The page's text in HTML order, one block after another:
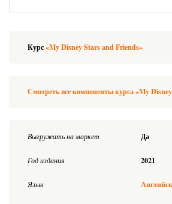
Курс«My Disney Stars and Friends»
Смотреть все компоненты курса «My
Выгружать на маркет Да
Год издания 2021
Язык